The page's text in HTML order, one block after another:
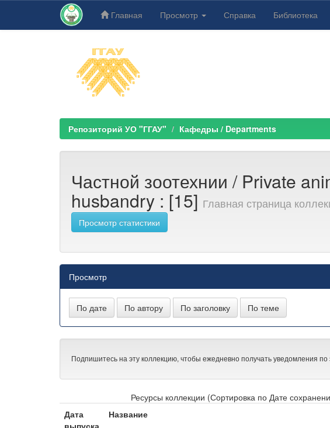
Главная Просмотр Справка Библиотека
Репозиторий УО "ГГАУ" Кафедры / Departments
Частной зоотехнии / Private
husbandry : [15] Главная страница
Просмотр статистики
Просмотр
Подпишитесь на эту коллекцию, чтобы ежедневно получать уведомления
Ресурсы коллекции (Сортировка по Дате
Дата
Название